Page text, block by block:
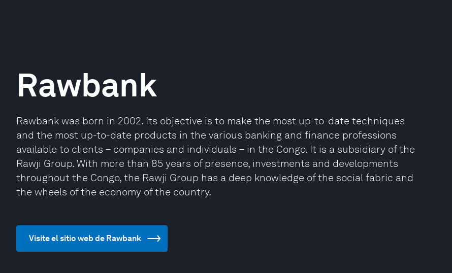
Rawbank
Rawbank was born in 2002. Its objective is to make the most up-to-date techniques
and the most up-to-date products in the various banking and finance professions
available to clients – companies and individuals – in the Congo. It is a subsidiary of the
Rawji Group. With more than 85 years of presence, investments and developments
throughout the Congo, the Rawji Group has a deep knowledge of the social fabric and
the wheels of the economy of the country.
Visite el sitio web de Rawbank